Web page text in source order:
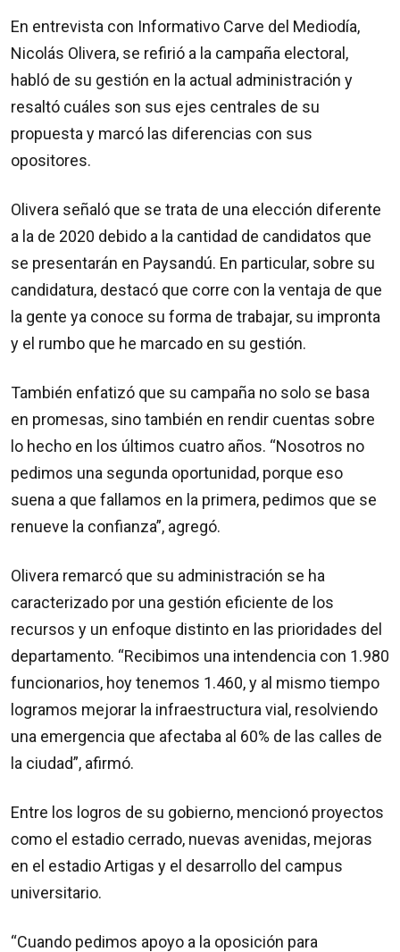
En entrevista con Informativo Carve del Mediodía,
Nicolás Olivera, se refirió a la campaña electoral,
habló de su gestión en la actual administración y
resaltó cuáles son sus ejes centrales de su
propuesta y marcó las diferencias con sus
opositores.
Olivera señaló que se trata de una elección diferente
a la de 2020 debido a la cantidad de candidatos que
se presentarán en Paysandú. En particular, sobre su
candidatura, destacó que corre con la ventaja de que
la gente ya conoce su forma de trabajar, su impronta
y el rumbo que he marcado en su gestión.
También enfatizó que su campaña no solo se basa
en promesas, sino también en rendir cuentas sobre
lo hecho en los últimos cuatro años. “Nosotros no
pedimos una segunda oportunidad, porque eso
suena a que fallamos en la primera, pedimos que se
renueve la confianza”, agregó.
Olivera remarcó que su administración se ha
caracterizado por una gestión eficiente de los
recursos y un enfoque distinto en las prioridades del
departamento. “Recibimos una intendencia con 1.980
funcionarios, hoy tenemos 1.460, y al mismo tiempo
logramos mejorar la infraestructura vial, resolviendo
una emergencia que afectaba al 60% de las calles de
la ciudad”, afirmó.
Entre los logros de su gobierno, mencionó proyectos
como el estadio cerrado, nuevas avenidas, mejoras
en el estadio Artigas y el desarrollo del campus
universitario.
“Cuando pedimos apoyo a la oposición para